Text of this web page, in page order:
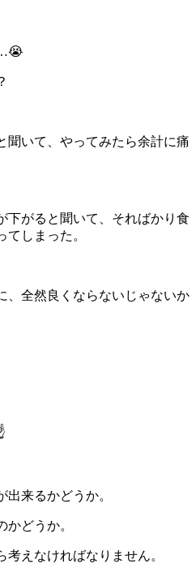
聞いて、やってみたら余計に痛
下がると聞いて、そればかり食
しまった。
、全然良くならないじゃないか
来るかどうか。
どうか。
えなければなりません。